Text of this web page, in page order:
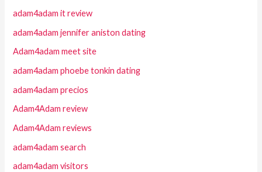
adam4adam it review
adam4adam jennifer aniston dating
Adam4adam meet site
adam4adam phoebe tonkin dating
adam4adam precios
Adam4Adam review
Adam4Adam reviews
adam4adam search
adam4adam visitors